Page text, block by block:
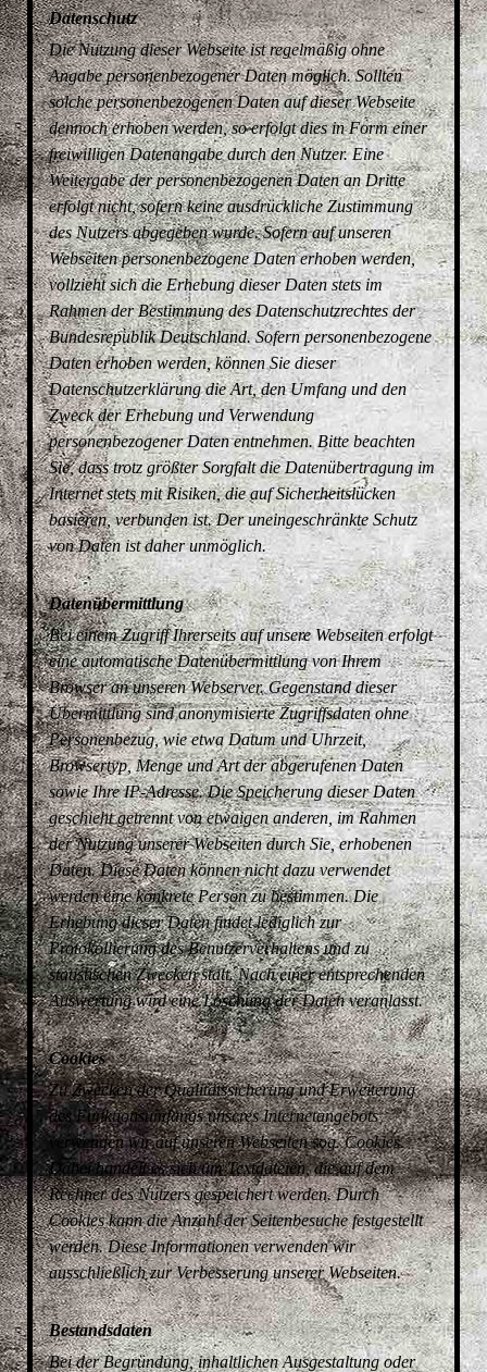
Datenschutz
Die Nutzung dieser Webseite ist regelmäßig ohne
Angabe personenbezogener Daten möglich. Sollten
solche personenbezogenen Daten auf dieser Webseite
dennoch erhoben werden, so erfolgt dies in Form einer
freiwilligen Datenangabe durch den Nutzer. Eine
Weitergabe der personenbezogenen Daten an Dritte
erfolgt nicht, sofern keine ausdrückliche Zustimmung
des Nutzers abgegeben wurde. Sofern auf unseren
Webseiten personenbezogene Daten erhoben werden,
vollzieht sich die Erhebung dieser Daten stets im
Rahmen der Bestimmung des Datenschutzrechtes der
Bundesrepublik Deutschland. Sofern personenbezogene
Daten erhoben werden, können Sie dieser
Datenschutzerklärung die Art, den Umfang und den
Zweck der Erhebung und Verwendung
personenbezogener Daten entnehmen. Bitte beachten
Sie, dass trotz größter Sorgfalt die Datenübertragung im
Internet stets mit Risiken, die auf Sicherheitslücken
basieren, verbunden ist. Der uneingeschränkte Schutz
von Daten ist daher unmöglich.
Datenübermittlung
Bei einem Zugriff Ihrerseits auf unsere Webseiten erfolgt
eine automatische Datenübermittlung von Ihrem
Browser an unseren Webserver. Gegenstand dieser
Übermittlung sind anonymisierte Zugriffsdaten ohne
Personenbezug, wie etwa Datum und Uhrzeit,
Browsertyp, Menge und Art der abgerufenen Daten
sowie Ihre IP-Adresse. Die Speicherung dieser Daten
geschieht getrennt von etwaigen anderen, im Rahmen
der Nutzung unserer Webseiten durch Sie, erhobenen
Daten. Diese Daten können nicht dazu verwendet
werden eine konkrete Person zu bestimmen. Die
Erhebung dieser Daten findet lediglich zur
Protokollierung des Benutzerverhaltens und zu
statistischen Zwecken statt. Nach einer entsprechenden
Auswertung wird eine Löschung der Daten veranlasst.
Cookies
Zu Zwecken der Qualitätssicherung und Erweiterung
des Funktionsumfangs unseres Internetangebots
verwenden wir auf unseren Webseiten sog. Cookies.
Dabei handelt es sich um Textdateien, die auf dem
Rechner des Nutzers gespeichert werden. Durch
Cookies kann die Anzahl der Seitenbesuche festgestellt
werden. Diese Informationen verwenden wir
ausschließlich zur Verbesserung unserer Webseiten.
Bestandsdaten
Bei der Begründung, inhaltlichen Ausgestaltung oder